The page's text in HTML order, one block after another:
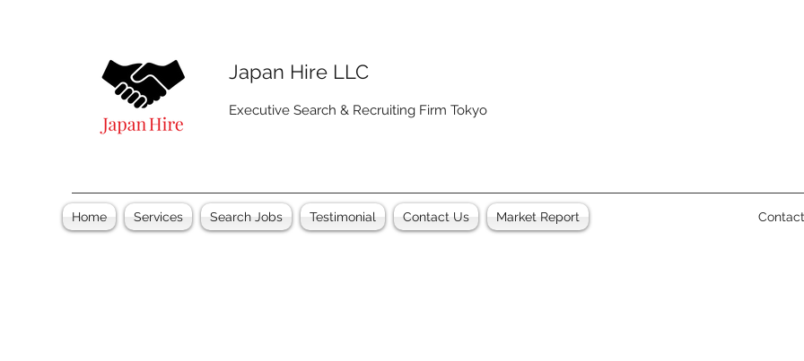
Japan Hire LLC
Executive Search & Recruiting Firm Tokyo
Home Services Search Jobs Testimonial Contact Us Market Report